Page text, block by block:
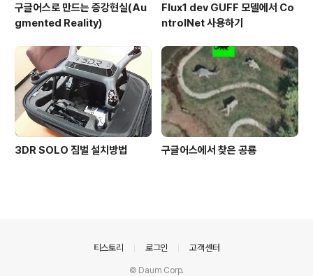
구글어스로 만드는 증강현실(Au
gmented Reality)
Flux1 dev GUFF 모델에서 Co
ntrolNet 사용하기
3DR SOLO 짐벌 설치방법 구글어스에서 찾은 공룡
티스토리 로그인 고객센터
© Daum Corp.